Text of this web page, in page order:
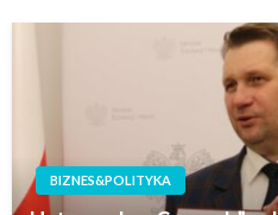
BIZNES&POLITYKA